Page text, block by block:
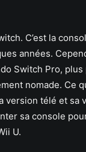
C’est la
années.
Switch Pro, plus
nomade. Ce
version télé et sa
sa console
U.